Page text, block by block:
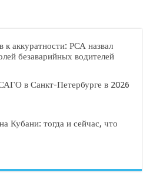
аккуратности: РСА назвал
безаварийных водителей
в Санкт-Петербурге в 2026
Кубани: тогда и сейчас, что